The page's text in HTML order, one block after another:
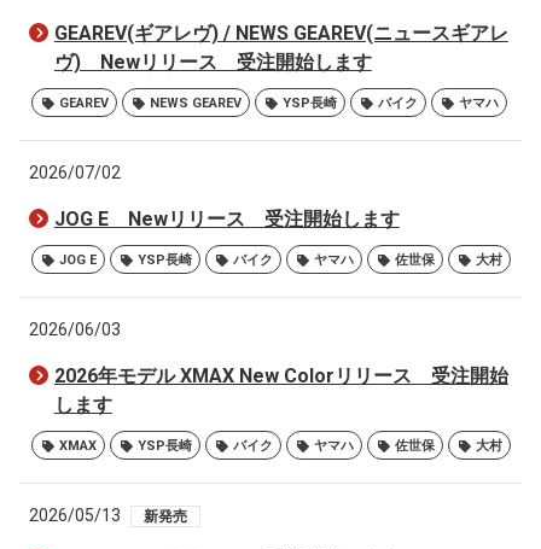
GEAREV(ギアレヴ) / NEWS GEAREV(ニュースギアレ
ヴ) Newリリース 受注開始します
GEAREV NEWS GEAREV YSP長崎 バイク ヤマハ
2026/07/02
JOG E Newリリース 受注開始します
JOG E YSP長崎 バイク ヤマハ 佐世保 大村
2026/06/03
2026年モデル XMAX New Colorリリース 受注開始
します
XMAX YSP長崎 バイク ヤマハ 佐世保 大村
2026/05/13 新発売